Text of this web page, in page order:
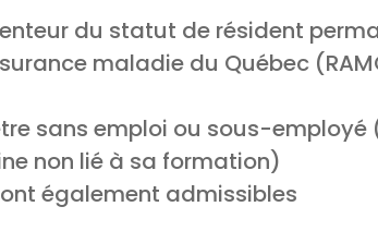
du statut de résident
maladie du Québec
sans emploi ou sous-
non lié à sa formation)
également admissibles